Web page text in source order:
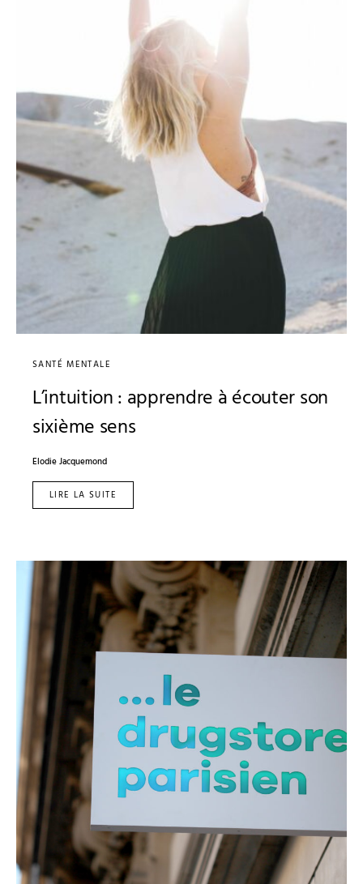
SANTÉ MENTALE
L’intuition : apprendre à écouter son
sixième sens
Elodie Jacquemond
LIRE LA SUITE